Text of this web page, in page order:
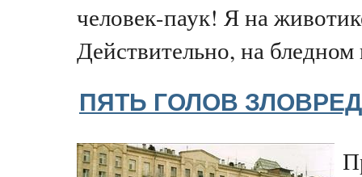
человек-паук! Я на
Действительно, на бледном
ПЯТЬ ГОЛОВ